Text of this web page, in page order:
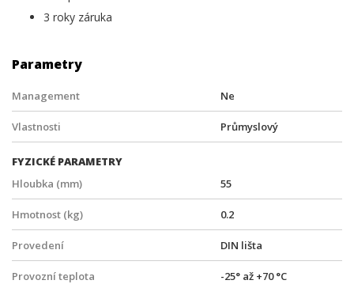
3 roky záruka
Parametry
Management Ne
Vlastnosti Průmyslový
FYZICKÉ PARAMETRY
Hloubka (mm)
55
Hmotnost (kg) 0.2
Provedení DIN lišta
Provozní teplota -25° až +70 °C